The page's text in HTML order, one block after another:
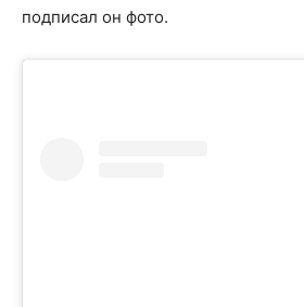
подписал он фото.